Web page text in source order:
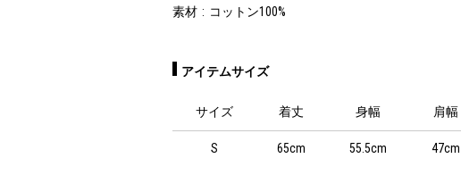
素材
コットン100%
アイテムサイズ
サイズ 着丈 身幅 肩幅
S 65cm 55.5cm 47cm